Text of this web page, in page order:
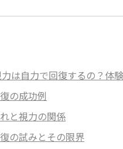
は自力で回復するの？体
の成功例
と視力の関係
の試みとその限界